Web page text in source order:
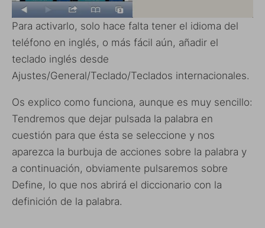
Para activarlo, solo hace falta tener el idioma del
teléfono en inglés, o más fácil aún, añadir el
teclado inglés desde
Ajustes/General/Teclado/Teclados internacionales.
Os explico como funciona, aunque es muy sencillo:
Tendremos que dejar pulsada la palabra en
cuestión para que ésta se seleccione y nos
aparezca la burbuja de acciones sobre la palabra y
a continuación, obviamente pulsaremos sobre
Define, lo que nos abrirá el diccionario con la
definición de la palabra.